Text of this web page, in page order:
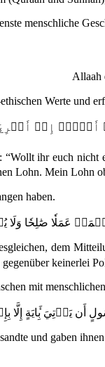
menschliche
Allaah
Werte und
“Wollt ihr euch nicht
Lohn. Mein Lohn
haben.
صَٰلِحٗا وَلَا
dem
keinerlei
mit
يَأۡتِيَ بِ‍َٔايَةٍ إِلَّا
und gaben